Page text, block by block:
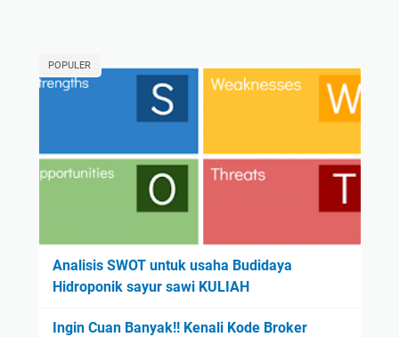
POPULER
Analisis SWOT untuk usaha Budidaya
Hidroponik sayur sawi KULIAH
Ingin Cuan Banyak!! Kenali Kode Broker